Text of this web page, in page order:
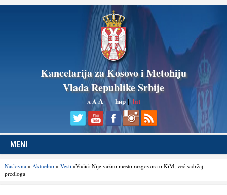
Kancelarija za Kosovo i Metohiju
Vlada Republike Srbije
A AA ћир|lat
MENI
Naslovna» Aktuelno» Vesti»Vučić: Nije važno mesto razgovora o KiM, već sadržaj
predloga